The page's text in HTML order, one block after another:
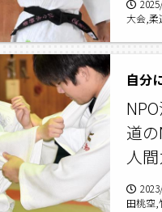
大会,柔
自分
道
人
田桃空,